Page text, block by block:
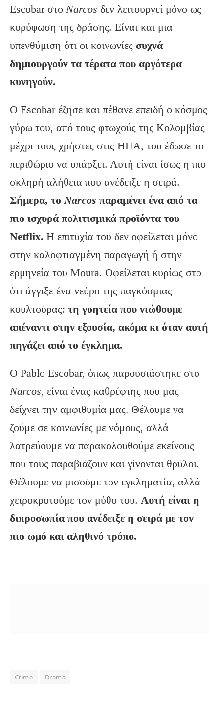
Escobar στο Narcos δεν λειτουργεί μόνο ως
κορύφωση της δράσης. Είναι και μια
υπενθύμιση ότι οι κοινωνίες συχνά
δημιουργούν τα τέρατα που αργότερα
κυνηγούν.
Ο Escobar έζησε και πέθανε επειδή ο κόσμος
γύρω του, από τους φτωχούς της Κολομβίας
μέχρι τους χρήστες στις ΗΠΑ, του έδωσε το
περιθώριο να υπάρξει. Αυτή είναι ίσως η πιο
σκληρή αλήθεια που ανέδειξε η σειρά.
Σήμερα, το Narcos παραμένει ένα από τα
πιο ισχυρά πολιτισμικά προϊόντα του
Netflix. Η επιτυχία του δεν οφείλεται μόνο
στην καλοφτιαγμένη παραγωγή ή στην
ερμηνεία του Moura. Οφείλεται κυρίως στο
ότι άγγιξε ένα νεύρο της παγκόσμιας
κουλτούρας: τη γοητεία που νιώθουμε
απέναντι στην εξουσία, ακόμα κι όταν αυτή
πηγάζει από το έγκλημα.
Ο Pablo Escobar, όπως παρουσιάστηκε στο
Narcos, είναι ένας καθρέφτης που μας
δείχνει την αμφιθυμία μας. Θέλουμε να
ζούμε σε κοινωνίες με νόμους, αλλά
λατρεύουμε να παρακολουθούμε εκείνους
που τους παραβιάζουν και γίνονται θρύλοι.
Θέλουμε να μισούμε τον εγκληματία, αλλά
χειροκροτούμε τον μύθο του. Αυτή είναι η
διπροσωπία που ανέδειξε η σειρά με τον
πιο ωμό και αληθινό τρόπο.
Crime Drama